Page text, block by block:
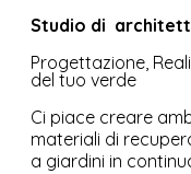
Studio di
Progettazione,
del tuo verde
Ci piace creare
materiali di
a giardini in